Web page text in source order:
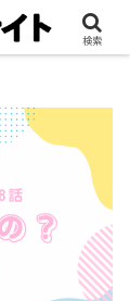
検索